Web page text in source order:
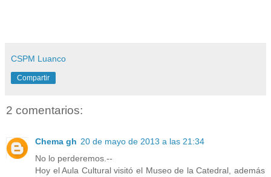
CSPM Luanco
Compartir
2 comentarios:
Chema gh 20 de mayo de 2013 a las 21:34
No lo perderemos.--
Hoy el Aula Cultural visitó el Museo de la Catedral, además